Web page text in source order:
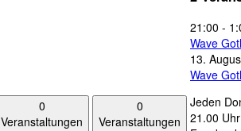
0
Veranstaltungen
0
Veranstaltungen
21:00 -
Wave
13.
Wave
Jeden
21.00